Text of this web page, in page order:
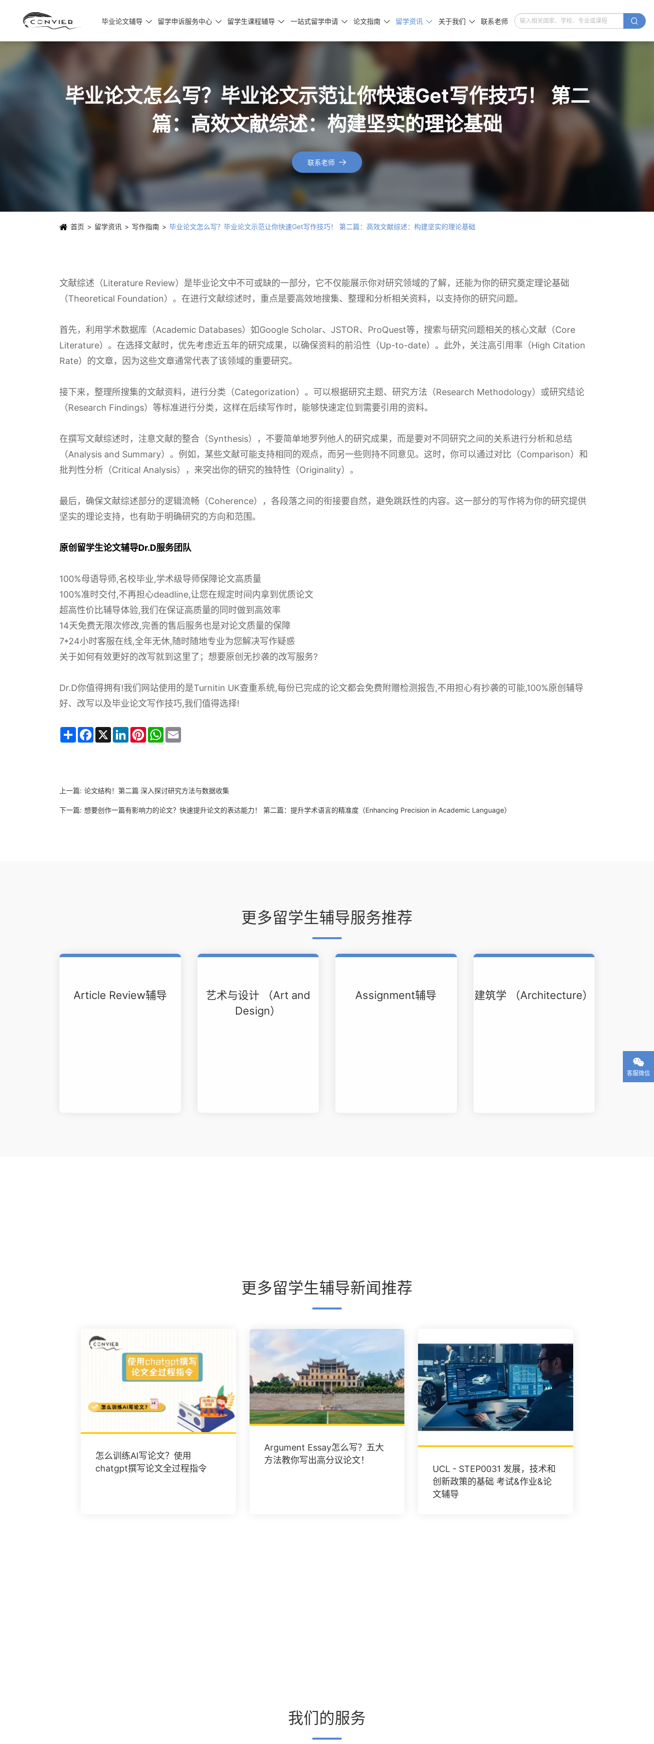
毕业论文辅导  留学申诉服务中心  留学生课程辅导  一站式留学申请  论文指南  留学资讯  关于我们  联系老师 
毕业论文怎么写？毕业论文示范让你快速Get写作技巧！ 第二
篇：高效文献综述：构建坚实的理论基础
联系老师 
首页 留学资讯 写作指南 毕业论文怎么写？毕业论文示范让你快速Get写作技巧！ 第二篇：高效文献综述：构建坚实的理论基础
文献综述（Literature Review）是毕业论文中不可或缺的一部分，它不仅能展示你对研究领域的了解，还能为你的研究奠定理论基础
（Theoretical Foundation）。在进行文献综述时，重点是要高效地搜集、整理和分析相关资料，以支持你的研究问题。
首先，利用学术数据库（Academic Databases）如Google Scholar、JSTOR、ProQuest等，搜索与研究问题相关的核心文献（Core
Literature）。在选择文献时，优先考虑近五年的研究成果，以确保资料的前沿性（Up-to-date）。此外，关注高引用率（High Citation
Rate）的文章，因为这些文章通常代表了该领域的重要研究。
接下来，整理所搜集的文献资料，进行分类（Categorization）。可以根据研究主题、研究方法（Research Methodology）或研究结论
（Research Findings）等标准进行分类，这样在后续写作时，能够快速定位到需要引用的资料。
在撰写文献综述时，注意文献的整合（Synthesis），不要简单地罗列他人的研究成果，而是要对不同研究之间的关系进行分析和总结
（Analysis and Summary）。例如，某些文献可能支持相同的观点，而另一些则持不同意见。这时，你可以通过对比（Comparison）和
批判性分析（Critical Analysis），来突出你的研究的独特性（Originality）。
最后，确保文献综述部分的逻辑流畅（Coherence），各段落之间的衔接要自然，避免跳跃性的内容。这一部分的写作将为你的研究提供
坚实的理论支持，也有助于明确研究的方向和范围。
原创留学生论文辅导Dr.D服务团队
100%母语导师,名校毕业,学术级导师保障论文高质量
100%准时交付,不再担心deadline,让您在规定时间内拿到优质论文
超高性价比辅导体验,我们在保证高质量的同时做到高效率
14天免费无限次修改,完善的售后服务也是对论文质量的保障
7*24小时客服在线,全年无休,随时随地专业为您解决写作疑惑
关于如何有效更好的改写就到这里了；想要原创无抄袭的改写服务?
Dr.D你值得拥有!我们网站使用的是Turnitin UK查重系统,每份已完成的论文都会免费附赠检测报告,不用担心有抄袭的可能,100%原创辅导
好、改写以及毕业论文写作技巧,我们值得选择!
Share Facebook
X LinkedInPinterestWhatsApp
上一篇: 论文结构！第二篇 深入探讨研究方法与数据收集
下一篇: 想要创作一篇有影响力的论文？快速提升论文的表达能力！ 第二篇：提升学术语言的精准度（Enhancing Precision in Academic Language）
更多留学生辅导服务推荐
Article Review辅导
艺术与设计 （Art and
Design）
Assignment辅导 建筑学 （Architecture）
更多留学生辅导新闻推荐
怎么训练AI写论文？使用
chatgpt撰写论文全过程指令
Argument Essay怎么写？五大
方法教你写出高分议论文！
UCL - STEP0031 发展，技术和
创新政策的基础 考试&作业&论
文辅导
我们的服务

客服微信